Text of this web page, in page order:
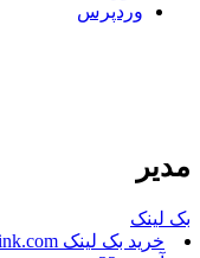
وردپرس
مدیر
بک لینک
خرید بک لینک behtarinbacklink.com